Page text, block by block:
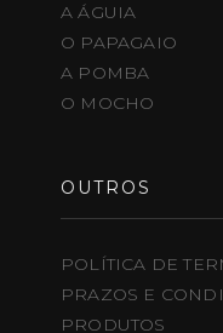
A ÁGUIA
O PAPAGAIO
A POMBA
O MOCHO
OUTROS
POLÍTICA DE
PRAZOS E
PRODUTOS